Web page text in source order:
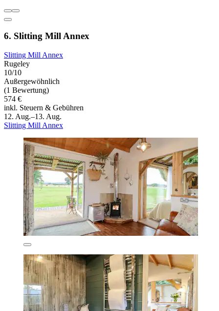
6. Slitting Mill Annex
Slitting Mill Annex
Rugeley
10/10
Außergewöhnlich
(1 Bewertung)
574 €
inkl. Steuern & Gebühren
12. Aug.–13. Aug.
Slitting Mill Annex